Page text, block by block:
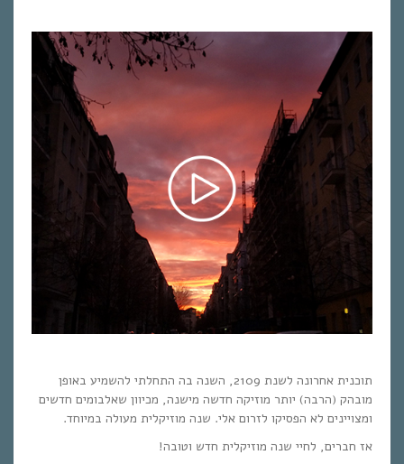
תוכנית אחרונה לשנת 2109, השנה בה התחלתי להשמיע באופן
מובהק (הרבה) יותר מוזיקה חדשה מישנה, מכיוון שאלבומים חדשים
ומצויינים לא הפסיקו לזרום אלי. שנה מוזיקלית מעולה במיוחד.
אז חברים, לחיי שנה מוזיקלית חדש וטובה!